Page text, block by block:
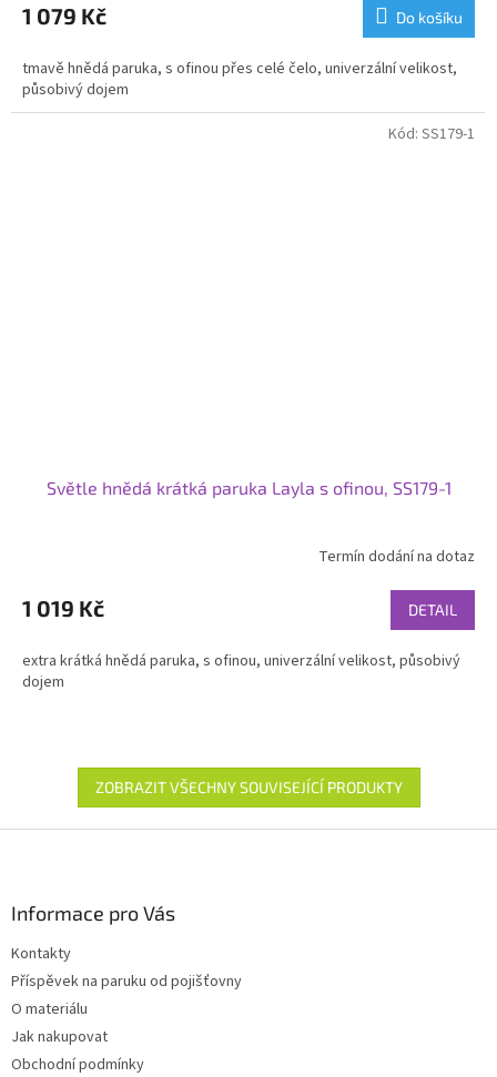
1 079 Kč Do košíku
tmavě hnědá paruka, s ofinou přes celé čelo, univerzální velikost,
působivý dojem
Světle hnědá krátká paruka Layla s ofinou, SS179-1
Termín dodání na dotaz
1 019 Kč DETAIL
extra krátká hnědá paruka, s ofinou, univerzální velikost, působivý
dojem
Kód: SS179-1
ZOBRAZIT VŠECHNY SOUVISEJÍCÍ PRODUKTY
Informace pro Vás
Kontakty
Příspěvek na paruku od pojišťovny
O materiálu
Jak nakupovat
Obchodní podmínky